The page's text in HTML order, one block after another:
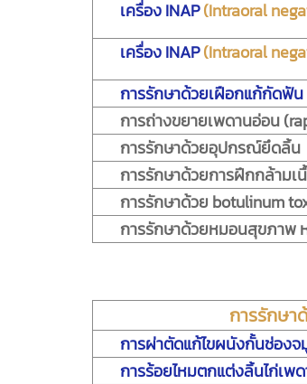
เครื่อง INAP(Intraoral
เครื่อง INAP(Intraoral
การรักษาด้วยเฝือกแก้กัดฟัน
การถ่างขยายเพดานอ่อน
การรักษาด้วยอุปกรณ์ยึดลิ้น
การรักษาด้วยการฝึกกล้าม
การรักษาด้วย botulinum
การรักษาด้วยหมอนสุขภาพ
การรักษา
การผ่าตัดแก้ไขผนังกั้นช่อง
การร้อยไหมตกแต่งลิ้นไก่เพ